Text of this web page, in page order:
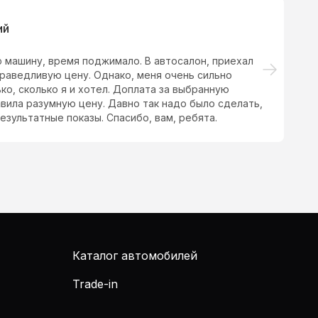
время поджимало. В автосалон, приехал
цену. Однако, меня очень сильно
сколько я и хотел. Доплата за выбранную
разумную цену. Давно так надо было сделать,
показы. Спасибо, вам, ребята.
Каталог автомобилей
Trade-in